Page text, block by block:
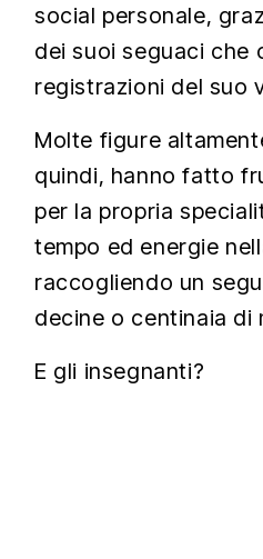
social personale,
dei suoi seguaci che
registrazioni del suo
Molte figure
quindi, hanno fatto
per la propria
tempo ed energie
raccogliendo un
decine o centinaia di
E gli insegnanti?